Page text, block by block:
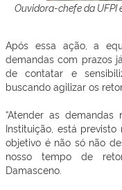
Ouvidora-chefe da UFPI
Após essa ação, a
demandas com prazos
de contatar e
buscando agilizar os
“Atender as
Instituição, está
objetivo é não só não
nosso tempo de
Damasceno.